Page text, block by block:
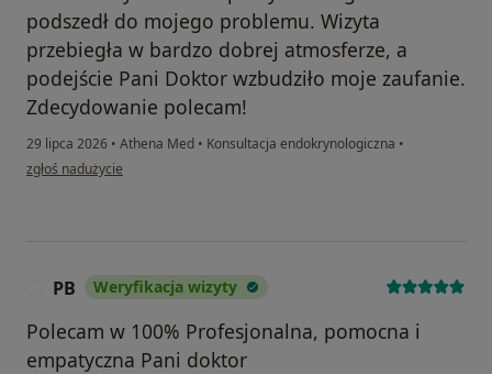
podszedł do mojego problemu. Wizyta
przebiegła w bardzo dobrej atmosferze, a
podejście Pani Doktor wzbudziło moje zaufanie.
Zdecydowanie polecam!
29 lipca 2026 • Athena Med • Konsultacja endokrynologiczna •
w opinii użytkownika Mateusz
zgłoś nadużycie
PB Weryfikacja wizyty
Polecam w 100% Profesjonalna, pomocna i
empatyczna Pani doktor